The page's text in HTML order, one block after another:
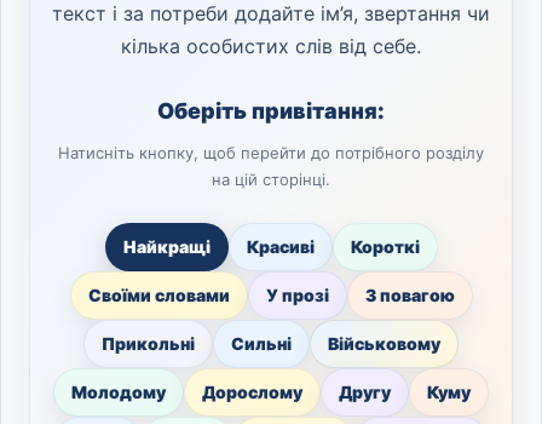
текст і за потреби додайте ім’я, звертання чи
кілька особистих слів від себе.
Оберіть привітання:
Натисніть кнопку, щоб перейти до потрібного розділу
на цій сторінці.
Найкращі Красиві Короткі
Своїми словами У прозі З повагою
Прикольні Сильні Військовому
Молодому Дорослому Другу Куму